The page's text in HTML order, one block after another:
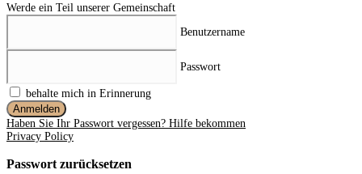
Werde ein Teil unserer Gemeinschaft
Benutzername
Passwort
behalte mich in Erinnerung
Anmelden
Haben Sie Ihr Passwort vergessen? Hilfe bekommen
Privacy Policy
Passwort zurücksetzen